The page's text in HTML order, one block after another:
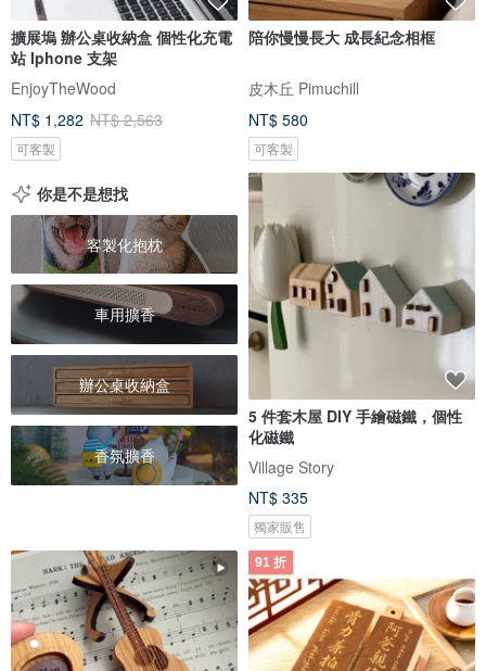
擴展塢 辦公桌收納盒 個性化充電
站 Iphone 支架
EnjoyTheWood
NT$ 1,282 NT$ 2,563
可客製
陪你慢慢長大 成長紀念相框
皮木丘 Pimuchill
NT$ 580
可客製
你是不是想找
客製化抱枕
車用擴香
辦公桌收納盒
香氛擴香
5 件套木屋 DIY 手繪磁鐵，個性
化磁鐵
Village Story
NT$ 335
獨家販售
91 折